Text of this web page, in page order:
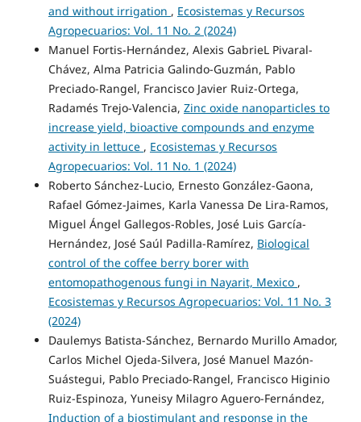
and without irrigation , Ecosistemas y Recursos
Agropecuarios: Vol. 11 No. 2 (2024)
Manuel Fortis-Hernández, Alexis GabrieL Pivaral-
Chávez, Alma Patricia Galindo-Guzmán, Pablo
Preciado-Rangel, Francisco Javier Ruiz-Ortega,
Radamés Trejo-Valencia, Zinc oxide nanoparticles to
increase yield, bioactive compounds and enzyme
activity in lettuce , Ecosistemas y Recursos
Agropecuarios: Vol. 11 No. 1 (2024)
Roberto Sánchez-Lucio, Ernesto González-Gaona,
Rafael Gómez-Jaimes, Karla Vanessa De Lira-Ramos,
Miguel Ángel Gallegos-Robles, José Luis García-
Hernández, José Saúl Padilla-Ramírez, Biological
control of the coffee berry borer with
entomopathogenous fungi in Nayarit, Mexico ,
Ecosistemas y Recursos Agropecuarios: Vol. 11 No. 3
(2024)
Daulemys Batista-Sánchez, Bernardo Murillo Amador,
Carlos Michel Ojeda-Silvera, José Manuel Mazón-
Suástegui, Pablo Preciado-Rangel, Francisco Higinio
Ruiz-Espinoza, Yuneisy Milagro Aguero-Fernández,
Induction of a biostimulant and response in the